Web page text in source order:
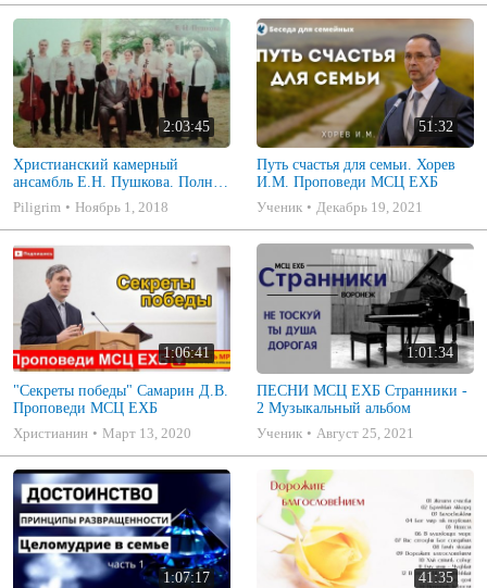
2:03:45
Христианский камерный
ансамбль Е.Н. Пушкова. Полное
собрание
Piligrim Ноябрь 1, 2018
51:32
Путь счастья для семьи. Хорев
И.М. Проповеди МСЦ ЕХБ
Ученик
Декабрь 19, 2021
1:06:41
"Секреты победы" Самарин Д.В.
Проповеди МСЦ ЕХБ
Христианин
Март 13, 2020
1:01:34
ПЕСНИ МСЦ ЕХБ Странники -
2 Музыкальный альбом
Ученик
Август 25, 2021
1:07:17 41:35